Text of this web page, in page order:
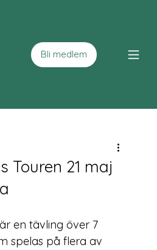
Bli medlem
Touren 21 maj
en tävling över 7
spelas på flera av